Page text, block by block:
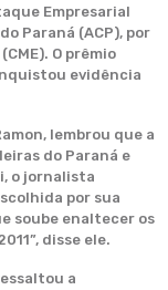
Empresarial
Paraná (ACP), por
O prêmio
evidência
lembrou que a
do Paraná e
o jornalista
por sua
soube enaltecer os
disse ele.
a